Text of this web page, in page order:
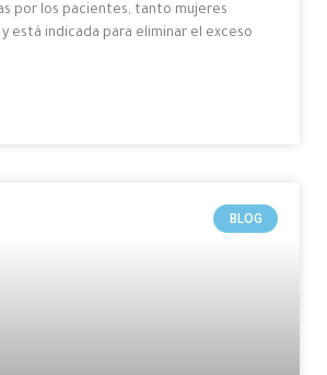
por los pacientes, tanto mujeres
está indicada para eliminar el exceso
BLOG